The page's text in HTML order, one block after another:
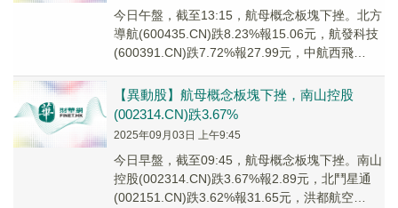
今日午盤，截至13:15，航母概念板塊下挫。北方
導航(600435.CN)跌8.23%報15.06元，航發科技
(600391.CN)跌7.72%報27.99元，中航西飛
【異動股】航母概念板塊下挫，南山控股
(002314.CN)跌3.67%
2025年09月03日 上午9:45
今日早盤，截至09:45，航母概念板塊下挫。南山
控股(002314.CN)跌3.67%報2.89元，北鬥星通
(002151.CN)跌3.62%報31.65元，洪都航空